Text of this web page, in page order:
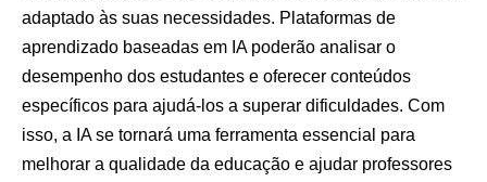
adaptado às suas necessidades. Plataformas de
aprendizado baseadas em IA poderão analisar o
desempenho dos estudantes e oferecer conteúdos
específicos para ajudá-los a superar dificuldades. Com
isso, a IA se tornará uma ferramenta essencial para
melhorar a qualidade da educação e ajudar professores